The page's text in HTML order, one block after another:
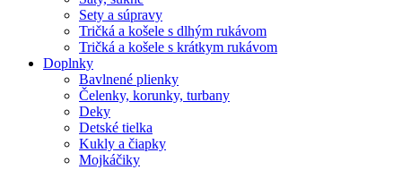
Sety a súpravy
Tričká a košele s dlhým rukávom
Tričká a košele s krátkym rukávom
Doplnky
Bavlnené plienky
Čelenky, korunky, turbany
Deky
Detské tielka
Kukly a čiapky
Mojkáčiky